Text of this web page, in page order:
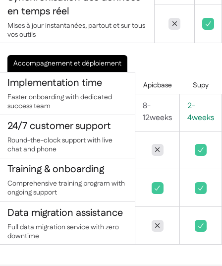
en temps réel
Mises à jour instantanées, partout et sur tous
vos outils
 
Accompagnement et déploiement
Implementation time
Faster onboarding with dedicated
success team
24/7 customer support
Round-the-clock support with live
chat and phone
Training & onboarding
Comprehensive training program with
ongoing support
Data migration assistance
Full data migration service with zero
downtime
Apicbase
8-
12weeks



Supy
2-
4weeks


